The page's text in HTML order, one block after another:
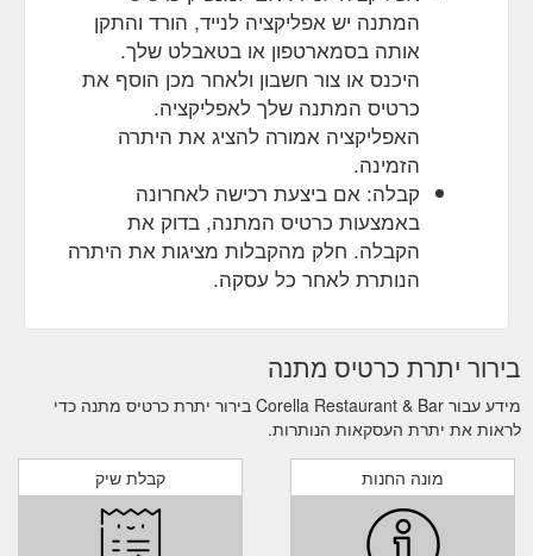
המתנה יש אפליקציה לנייד, הורד והתקן
אותה בסמארטפון או בטאבלט שלך.
היכנס או צור חשבון ולאחר מכן הוסף את
כרטיס המתנה שלך לאפליקציה.
האפליקציה אמורה להציג את היתרה
הזמינה.
קבלה: אם ביצעת רכישה לאחרונה
באמצעות כרטיס המתנה, בדוק את
הקבלה. חלק מהקבלות מציגות את היתרה
הנותרת לאחר כל עסקה.
בירור יתרת כרטיס מתנה
מידע עבור Corella Restaurant & Bar בירור יתרת כרטיס מתנה כדי
לראות את יתרת העסקאות הנותרות.
קבלת שיק מונה החנות